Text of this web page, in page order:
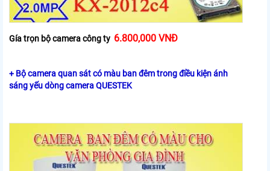
Gía trọn bộ camera công ty 6.800,000 VNĐ
+ Bộ camera quan sát có màu ban đêm trong điều kiện ánh
sáng yếu dòng camera QUESTEK